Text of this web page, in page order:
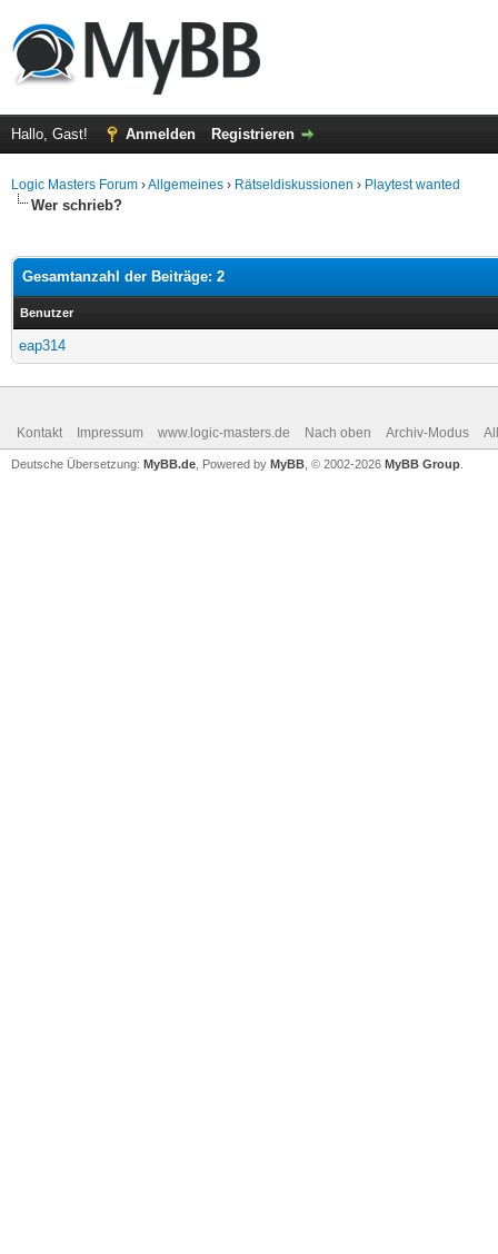
Hallo, Gast! Anmelden Registrieren
Logic Masters Forum ›Allgemeines › Rätseldiskussionen › Playtest wanted
Wer schrieb?
Gesamtanzahl der Beiträge: 2
Benutzer
eap314
Kontakt Impressum www.logic-masters.de Nach oben Archiv-Modus
Deutsche Übersetzung: MyBB.de , Powered by MyBB , © 2002-2026 MyBB Group